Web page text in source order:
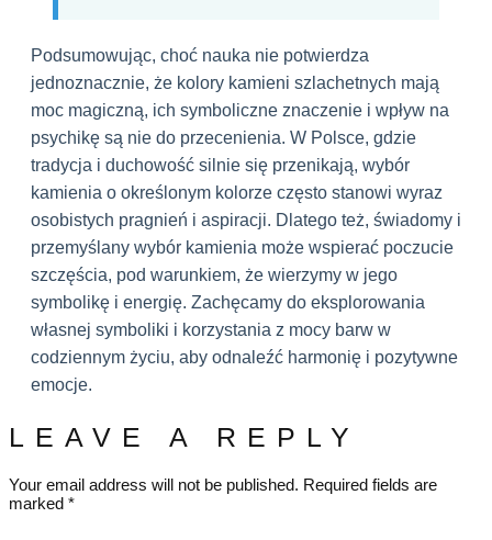
Podsumowując, choć nauka nie potwierdza
jednoznacznie, że kolory kamieni szlachetnych mają
moc magiczną, ich symboliczne znaczenie i wpływ na
psychikę są nie do przecenienia. W Polsce, gdzie
tradycja i duchowość silnie się przenikają, wybór
kamienia o określonym kolorze często stanowi wyraz
osobistych pragnień i aspiracji. Dlatego też, świadomy i
przemyślany wybór kamienia może wspierać poczucie
szczęścia, pod warunkiem, że wierzymy w jego
symbolikę i energię. Zachęcamy do eksplorowania
własnej symboliki i korzystania z mocy barw w
codziennym życiu, aby odnaleźć harmonię i pozytywne
emocje.
LEAVE A REPLY
Your email address will not be published. Required fields are
marked *